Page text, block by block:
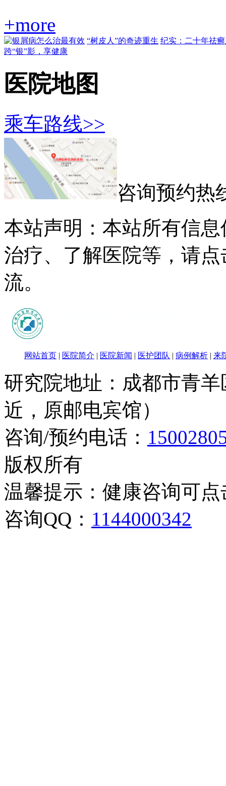
+more
“树皮人”的奇迹重生 纪实：二十年祛
跨“银”影，享健康
医院地图
乘车路线>>
咨询预约热
本站声明：本站所有信
治疗、了解医院等，请
流。
网站首页 | 医院简介 | 医院新闻 | 医护团队 | 病例解析 | 来
研究院地址：成都市青
近，原邮电宾馆）
咨询/预约电话：
版权所有
温馨提示：健康咨询可
咨询QQ： 1144000342